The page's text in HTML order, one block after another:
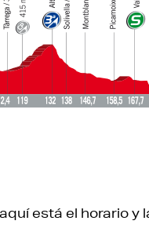
está el horario y